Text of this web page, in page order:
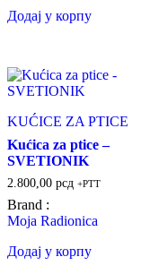
Додај у корпу
KUĆICE ZA PTICE
Kućica za ptice –
SVETIONIK
2.800,00 рсд +PTT
Brand :
Moja Radionica
Додај у корпу